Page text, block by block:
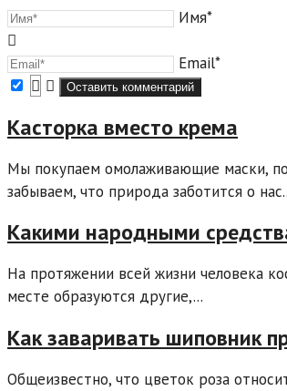
Имя*
Email*
Касторка вместо крема
Мы покупаем омолаживающие маски,
забываем, что природа заботится о
Какими народными
На протяжении всей жизни человека
месте образуются другие,...
Как заваривать шиповник
Общеизвестно, что цветок роза